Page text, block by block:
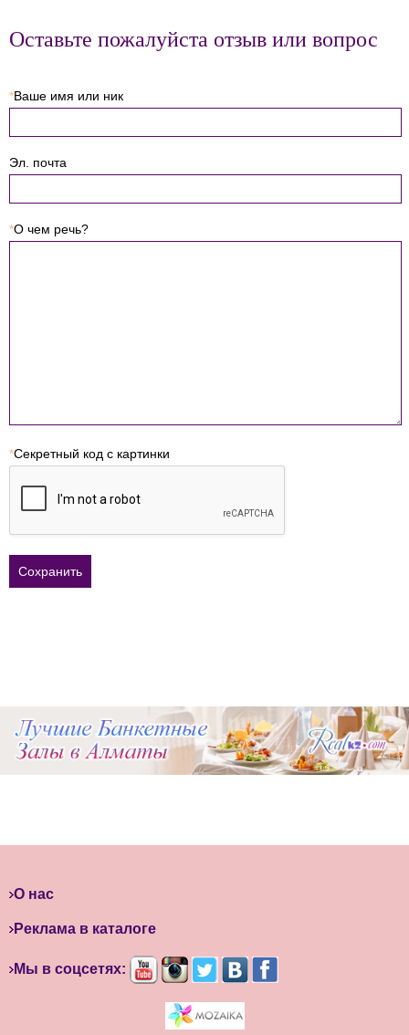
Оставьте пожалуйста отзыв или вопрос
*Ваше имя или ник
Эл. почта
*О чем речь?
*Секретный код с картинки
О нас
Реклама в каталоге
Мы в соцсетях: